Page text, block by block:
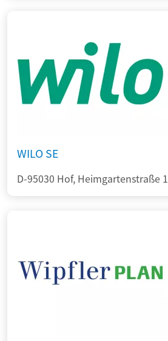
WILO SE
D-95030 Hof, Heimgartenstraße 1